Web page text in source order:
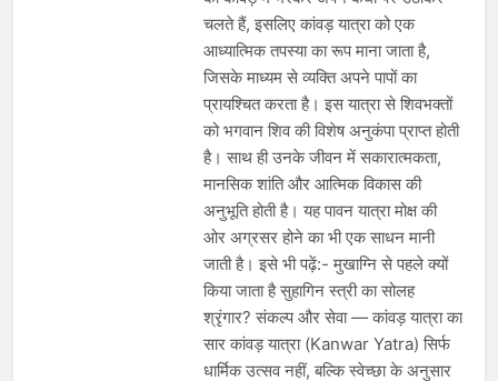
चलते हैं, इसलिए कांवड़ यात्रा को एक
आध्यात्मिक तपस्या का रूप माना जाता है,
जिसके माध्यम से व्यक्ति अपने पापों का
प्रायश्चित करता है। इस यात्रा से शिवभक्तों
को भगवान शिव की विशेष अनुकंपा प्राप्त होती
है। साथ ही उनके जीवन में सकारात्मकता,
मानसिक शांति और आत्मिक विकास की
अनुभूति होती है। यह पावन यात्रा मोक्ष की
ओर अग्रसर होने का भी एक साधन मानी
जाती है। इसे भी पढ़ें:- मुखाग्नि से पहले क्यों
किया जाता है सुहागिन स्त्री का सोलह
श्रृंगार? संकल्प और सेवा — कांवड़ यात्रा का
सार कांवड़ यात्रा (Kanwar Yatra) सिर्फ
धार्मिक उत्सव नहीं, बल्कि स्वेच्छा के अनुसार